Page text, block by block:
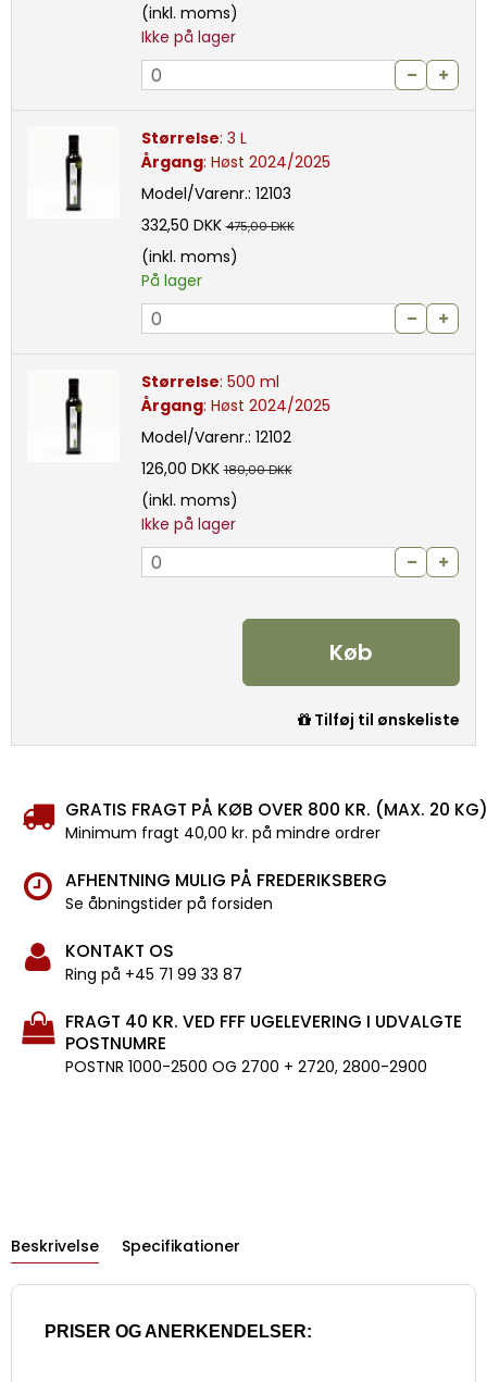
(inkl. moms)
Ikke på lager
Størrelse: 3 L
Årgang: Høst 2024/2025
Model/Varenr.: 12103
332,50 DKK 475,00 DKK
(inkl. moms)
På lager
Størrelse: 500 ml
Årgang: Høst 2024/2025
Model/Varenr.: 12102
126,00 DKK 180,00 DKK
(inkl. moms)
Ikke på lager
Køb
Tilføj til ønskeliste
GRATIS FRAGT PÅ KØB OVER 800 KR. (MAX. 20 KG)
Minimum fragt 40,00 kr. på mindre ordrer
AFHENTNING MULIG PÅ FREDERIKSBERG
Se åbningstider på forsiden
KONTAKT OS
Ring på +45 71 99 33 87
FRAGT 40 KR. VED FFF UGELEVERING I UDVALGTE
POSTNUMRE
POSTNR 1000-2500 OG 2700 + 2720, 2800-2900
Beskrivelse Specifikationer
PRISER OG ANERKENDELSER: